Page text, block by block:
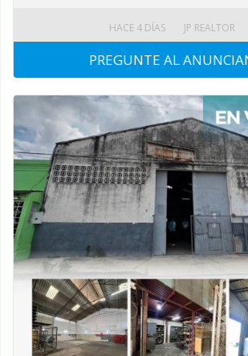
PREGUNTE AL
HACE 4 DÍAS JP REALTOR